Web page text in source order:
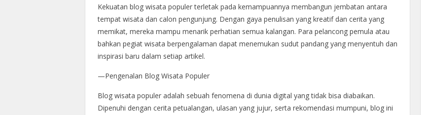
Kekuatan blog wisata populer terletak pada kemampuannya membangun jembatan antara
tempat wisata dan calon pengunjung. Dengan gaya penulisan yang kreatif dan cerita yang
memikat, mereka mampu menarik perhatian semua kalangan. Para pelancong pemula atau
bahkan pegiat wisata berpengalaman dapat menemukan sudut pandang yang menyentuh dan
inspirasi baru dalam setiap artikel.
—Pengenalan Blog Wisata Populer
Blog wisata populer adalah sebuah fenomena di dunia digital yang tidak bisa diabaikan.
Dipenuhi dengan cerita petualangan, ulasan yang jujur, serta rekomendasi mumpuni, blog ini